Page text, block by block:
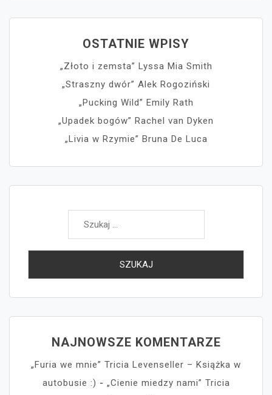
OSTATNIE WPISY
„Złoto i zemsta” Lyssa Mia Smith
„Straszny dwór” Alek Rogoziński
„Pucking Wild” Emily Rath
„Upadek bogów” Rachel van Dyken
„Livia w Rzymie” Bruna De Luca
Szukaj:
NAJNOWSZE KOMENTARZE
„Furia we mnie” Tricia Levenseller – Książka w
autobusie :) - „Cienie miedzy nami” Tricia